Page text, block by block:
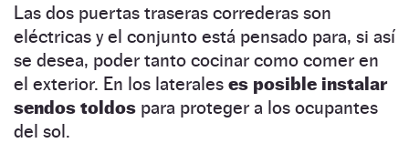
Las dos puertas traseras correderas son
eléctricas y el conjunto está pensado para, si así
se desea, poder tanto cocinar como comer en
el exterior. En los laterales es posible instalar
sendos toldos para proteger a los ocupantes
del sol.